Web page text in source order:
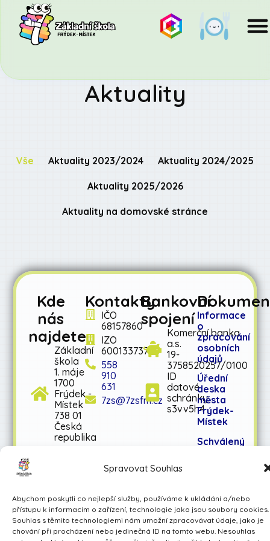
Spravovat Souhlas
Abychom poskytli co nejlepší služby, používáme k ukládání a/nebo
přístupu k informacím o zařízení, technologie jako jsou soubory cookies.
Souhlas s těmito technologiemi nám umožní zpracovávat údaje, jako je
chování při procházení nebo jedinečná ID na tomto webu. Nesouhlas
Aktuality
Aktuality 2023/2024 Aktuality 2024/2025
Aktuality 2025/2026
Aktuality na domovské stránce
Vše
Kde
nás
najdete
Základní
škola
1. máje
1700
Frýdek -
Místek
738 01
Česká
republika
Kontakty
IČO
68157860
IZO
600133737
558
910
631
7zs@7zsfm.cz
Bankovní
spojení
Komerční banka
a.s.
19-
3758520257/0100
ID
datové
schránky:
s3vv5h4
Informace
o
zpracování
osobních
údajů
Úřední
deska
města
Frýdek-
Místek
Schválený
Schválený
střednědobý
výhled
rozpočtu
na léta